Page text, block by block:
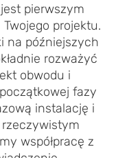
pierwszym
projektu.
na późniejszych
rozważyć
obwodu i
fazy
instalację i
rzeczywistym
współpracę z